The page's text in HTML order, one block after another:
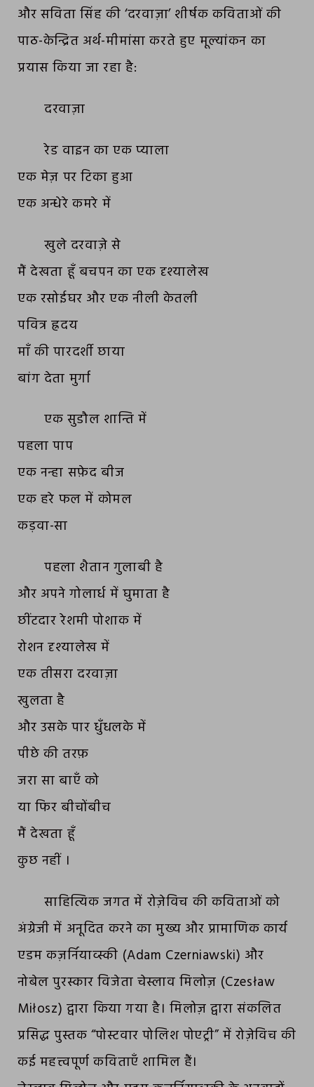
और सविता सिंह की ‘दरवाज़ा’ शीर्षक कविताओं की
पाठ-केन्द्रित अर्थ-मीमांसा करते हुए मूल्यांकन का
प्रयास किया जा रहा है:
दरवाज़ा
रेड वाइन का एक प्याला
एक मेज़ पर टिका हुआ
एक अन्धेरे कमरे में
खुले दरवाज़े से
मैं देखता हूँ बचपन का एक दृश्यालेख
एक रसोईघर और एक नीली केतली
पवित्र ह्रदय
माँ की पारदर्शी छाया
बांग देता मुर्गा
एक सुडौल शान्ति में
पहला पाप
एक नन्हा सफ़ेद बीज
एक हरे फल में कोमल
कड़वा-सा
पहला शैतान गुलाबी है
और अपने गोलार्ध में घुमाता है
छींटदार रेशमी पोशाक में
रोशन दृश्यालेख में
एक तीसरा दरवाज़ा
खुलता है
और उसके पार धुँधलके में
पीछे की तरफ़
जरा सा बाएँ को
या फिर बीचोंबीच
मैं देखता हूँ
कुछ नहीं ।
साहित्यिक जगत में रोज़ेविच की कविताओं को
अंग्रेजी में अनूदित करने का मुख्य और प्रामाणिक कार्य
एडम कज़र्नियाव्स्की (Adam Czerniawski) और
नोबेल पुरस्कार विजेता चेस्लाव मिलोज़ (Czesław
Miłosz) द्वारा किया गया है। मिलोज़ द्वारा संकलित
प्रसिद्ध पुस्तक “पोस्टवार पोलिश पोएट्री” में रोज़ेविच की
कई महत्त्वपूर्ण कविताएँ शामिल हैं।